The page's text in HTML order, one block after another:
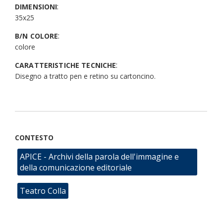
DIMENSIONI:
35x25
B/N COLORE:
colore
CARATTERISTICHE TECNICHE:
Disegno a tratto pen e retino su cartoncino.
CONTESTO
APICE - Archivi della parola dell'immagine e
della comunicazione editoriale
Teatro Colla